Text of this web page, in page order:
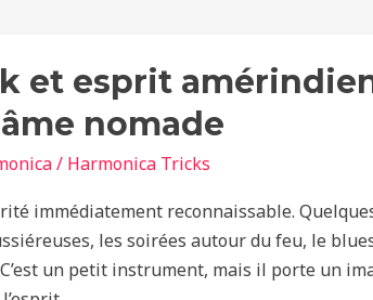
et esprit
nomade
/ Harmonica Tricks
immédiatement reconnaissable.
les soirées autour du feu, le
un petit instrument, mais il porte un